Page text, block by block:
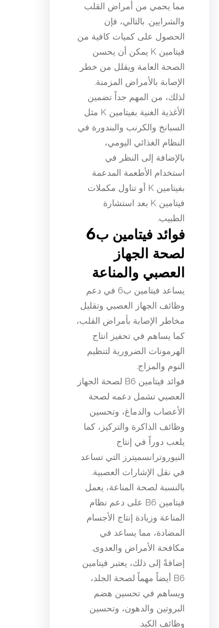
مما يحمي من أمراض القلب
والشرايين. بالتالي، فإن
الحصول على كميات كافية من
فيتامين K يمكن أن يحسن
الصحة العامة ويقلل من خطر
الإصابة بالأمراض المزمنة.
لذلك، من المهم جداً تضمين
الأغذية الغنية بفيتامين K مثل
السبانخ والكرنب والبندورة في
النظام الغذائي اليومي،
بالإضافة إلى النظر في
استخدام الأطعمة المدعمة
بفيتامين K أو تناول مكملات
فيتامين K بعد استشارة
الطبيب.
فوائد فيتامين ب6
لصحة الجهاز
العصبي والمناعة
يساعد فيتامين ب6 في دعم
وظائف الجهاز العصبي وتقليل
مخاطر الإصابة بأمراض القلب،
كما يساهم في تحفيز انتاج
الهرمونات الضرورية لتنظيم
النوم والمزاج.
فوائد فيتامين B6 لصحة الجهاز
العصبي تشمل دعمه لصحة
الأعصاب والدماغ، وتحسين
وظائف الذاكرة والتركيز، كما
يلعب دوراً في إنتاج
النيوروترانسميترز التي تساعد
في نقل الإشارات العصبية.
بالنسبة لصحة المناعة، يعمل
فيتامين B6 على دعم نظام
المناعة وزيادة إنتاج الأجسام
المضادة، مما يساعد في
مكافحة الأمراض والعدوى.
إضافةً إلى ذلك، يعتبر فيتامين
B6 أيضاً مهماً لصحة الجلد،
ويساهم في تحسين هضم
البروتين والدهون، وتحسين
وظائف الكبد.